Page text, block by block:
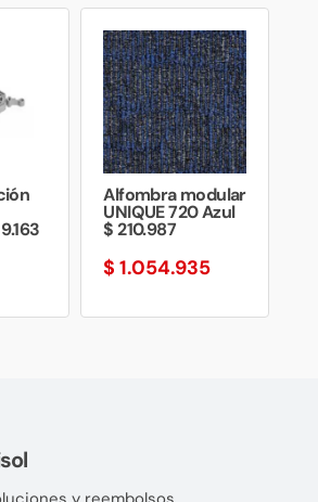
Alfombra modular
UNIQUE 720 Azul
$ 210.987
$ 1.054.935